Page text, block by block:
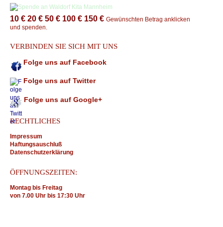
10 € 20 € 50 € 100 € 150 € Gewünschten Betrag anklicken
und spenden.
VERBINDEN SIE SICH MIT UNS
Folge uns auf Facebook
Folge uns auf Twitter
Folge uns auf Google+
RECHTLICHES
Impressum
Haftungsauschluß
Datenschutzerklärung
ÖFFNUNGSZEITEN:
Montag bis Freitag
von 7.00 Uhr bis 17:30 Uhr